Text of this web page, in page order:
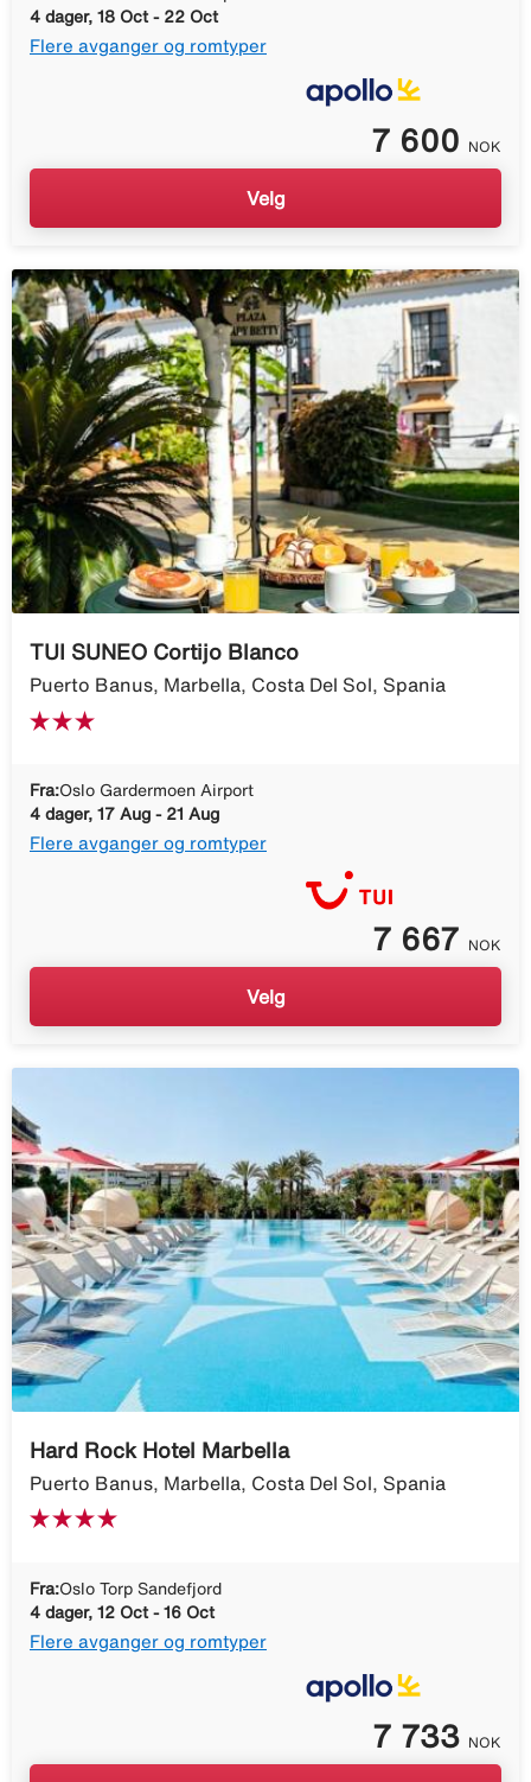
4 dager, 18 Oct - 22 Oct
Flere avganger og romtyper
7 600 NOK
Velg
TUI SUNEO Cortijo Blanco
Puerto Banus, Marbella, Costa Del Sol, Spania
Fra:Oslo Gardermoen Airport
4 dager, 17 Aug - 21 Aug
Flere avganger og romtyper
7 667 NOK
Velg
Hard Rock Hotel Marbella
Puerto Banus, Marbella, Costa Del Sol, Spania
Fra:Oslo Torp Sandefjord
4 dager, 12 Oct - 16 Oct
Flere avganger og romtyper
7 733 NOK